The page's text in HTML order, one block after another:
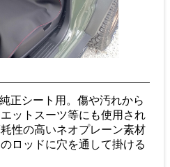
正シート用。傷や汚れから
ットスーツ等にも使用され
性の高いネオプレーン素材
ロッドに穴を通して掛ける